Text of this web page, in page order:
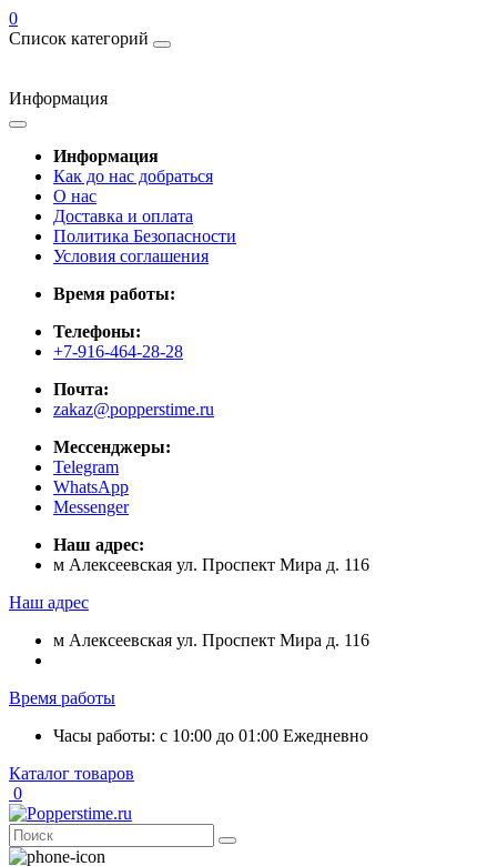
0
Список категорий
Информация
Информация
Как до нас добраться
О нас
Доставка и оплата
Политика Безопасности
Условия соглашения
Время работы:
Телефоны:
+7-916-464-28-28
Почта:
zakaz@popperstime.ru
Мессенджеры:
Telegram
WhatsApp
Messenger
Наш адрес:
м Алексеевская ул. Проспект Мира д. 116
Наш адрес
м Алексеевская ул. Проспект Мира д. 116
Время работы
Часы работы: с 10:00 до 01:00 Ежедневно
Каталог товаров
0